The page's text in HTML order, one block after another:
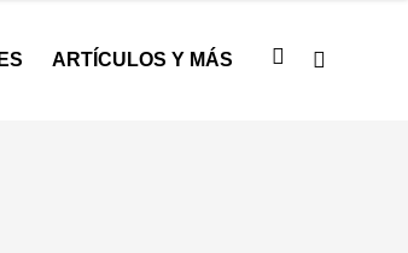
ARTÍCULOS Y MÁS